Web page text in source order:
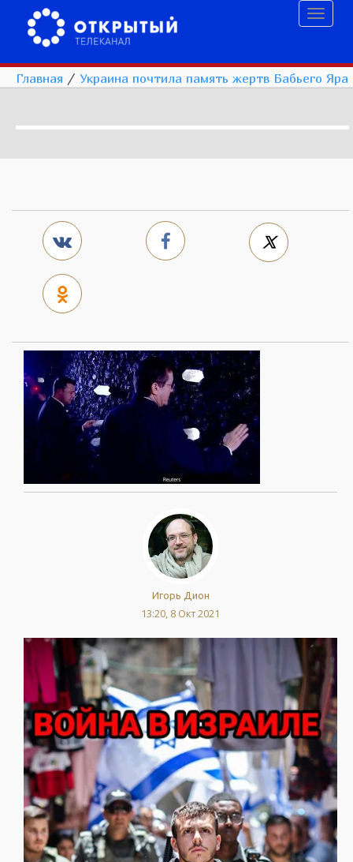
Главная / Украина почтила память жертв Бабьего Яра
Игорь Дион
13:20, 8 Окт 2021